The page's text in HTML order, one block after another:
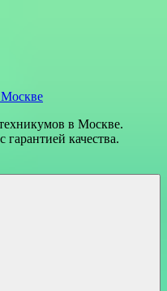
в Москве.
качества.